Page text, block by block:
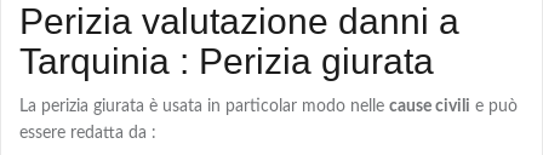
Perizia valutazione danni a
Tarquinia : Perizia giurata
La perizia giurata è usata in particolar modo nelle cause civili e può
essere redatta da :